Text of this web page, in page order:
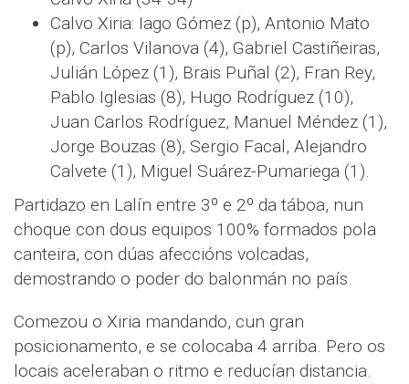
Calvo Xiria: Iago Gómez (p), Antonio Mato
(p), Carlos Vilanova (4), Gabriel Castiñeiras,
Julián López (1), Brais Puñal (2), Fran Rey,
Pablo Iglesias (8), Hugo Rodríguez (10),
Juan Carlos Rodríguez, Manuel Méndez (1),
Jorge Bouzas (8), Sergio Facal, Alejandro
Calvete (1), Miguel Suárez-Pumariega (1).
Partidazo en Lalín entre 3º e 2º da táboa, nun
choque con dous equipos 100% formados pola
canteira, con dúas afeccións volcadas,
demostrando o poder do balonmán no país.
Comezou o Xiria mandando, cun gran
posicionamento, e se colocaba 4 arriba. Pero os
locais aceleraban o ritmo e reducían distancia.